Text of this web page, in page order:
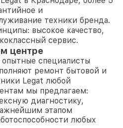
и
техники бренда.
высокое качество,
сервис.
центре
специалисты
ремонт бытовой и
Legat любой
мы предлагаем:
диагностику,
этапом
любых